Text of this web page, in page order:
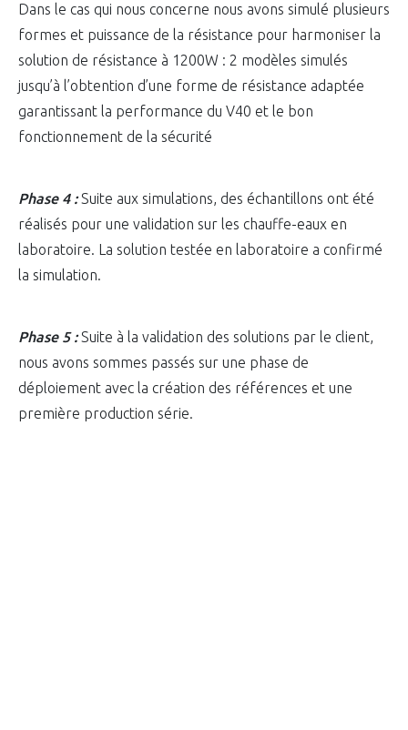
Dans le cas qui nous concerne nous avons simulé plusieurs
formes et puissance de la résistance pour harmoniser la
solution de résistance à 1200W : 2 modèles simulés
jusqu’à l’obtention d’une forme de résistance adaptée
garantissant la performance du V40 et le bon
fonctionnement de la sécurité
Phase 4 :Suite aux simulations, des échantillons ont été
réalisés pour une validation sur les chauffe-eaux en
laboratoire. La solution testée en laboratoire a confirmé
la simulation.
Phase 5 :Suite à la validation des solutions par le client,
nous avons sommes passés sur une phase de
déploiement avec la création des références et une
première production série.